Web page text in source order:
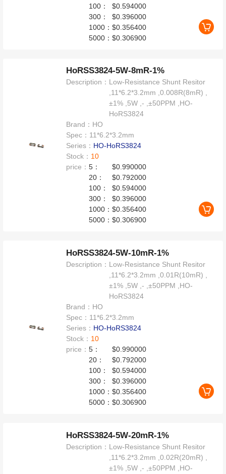
100：
$0.594000
300：
$0.396000
1000：$0.356400
5000：$0.306900
HoRSS3824-5W-8mR-1%
Description： Low-Resistance Shunt Resitor
,11*6.2*3.2mm ,0.008R(8mR) ,
±1% ,5W ,- ,±50PPM ,HO-
HoRS3824
Brand： HO
Spec： 11*6.2*3.2mm
Series： HO-HoRS3824
Stock： 10
price：5：
$0.990000
20：
$0.792000
100：
$0.594000
300：
$0.396000
1000：$0.356400
5000：$0.306900
HoRSS3824-5W-10mR-1%
Description： Low-Resistance Shunt Resitor
,11*6.2*3.2mm ,0.01R(10mR) ,
±1% ,5W ,- ,±50PPM ,HO-
HoRS3824
Brand： HO
Spec： 11*6.2*3.2mm
Series： HO-HoRS3824
Stock： 10
price：5：
$0.990000
20：
$0.792000
100：
$0.594000
300：
$0.396000
1000：$0.356400
5000：$0.306900
HoRSS3824-5W-20mR-1%
Description： Low-Resistance Shunt Resitor
,11*6.2*3.2mm ,0.02R(20mR) ,
±1% ,5W ,- ,±50PPM ,HO-